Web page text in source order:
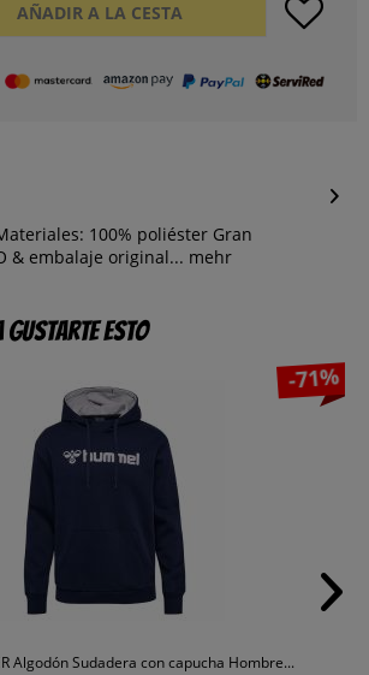
AÑADIR A LA CESTA
100% poliéster Gran
& embalaje original... mehr
gustarte esto
-71%
Algodón Sudadera con capucha Hombre...